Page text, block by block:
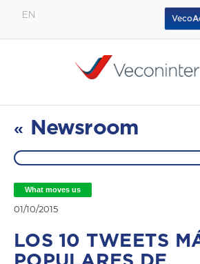
EN Veco
« Newsroom
What moves us
01/10/2015
LOS 10 TWEETS